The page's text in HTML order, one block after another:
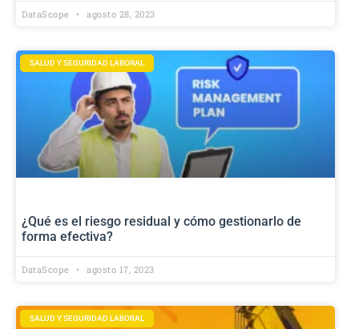
DataScope agosto 28, 2023
SALUD Y SEGURIDAD LABORAL
¿Qué es el riesgo residual y cómo gestionarlo de
forma efectiva?
DataScope agosto 17, 2023
SALUD Y SEGURIDAD LABORAL